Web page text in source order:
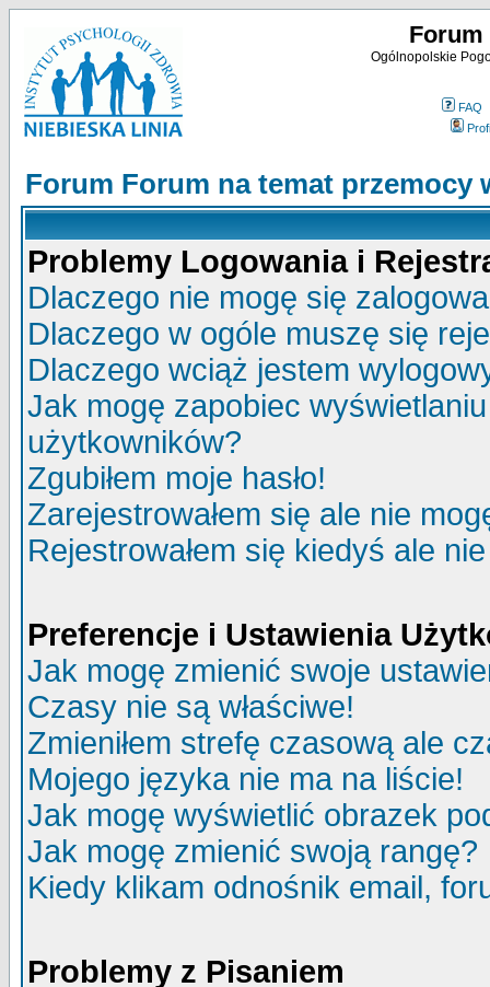
Forum
Ogólnopolskie
FAQ
Forum Forum na temat przemocy
Problemy Logowania i
Dlaczego nie mogę się
Dlaczego w ogóle muszę się
Dlaczego wciąż jestem
Jak mogę zapobiec
użytkowników?
Zgubiłem moje hasło!
Zarejestrowałem się ale nie
Rejestrowałem się kiedyś ale
Preferencje i Ustawienia
Jak mogę zmienić swoje
Czasy nie są właściwe!
Zmieniłem strefę czasową ale
Mojego języka nie ma na liście!
Jak mogę wyświetlić obrazek
Jak mogę zmienić swoją rangę?
Kiedy klikam odnośnik email,
Problemy z Pisaniem